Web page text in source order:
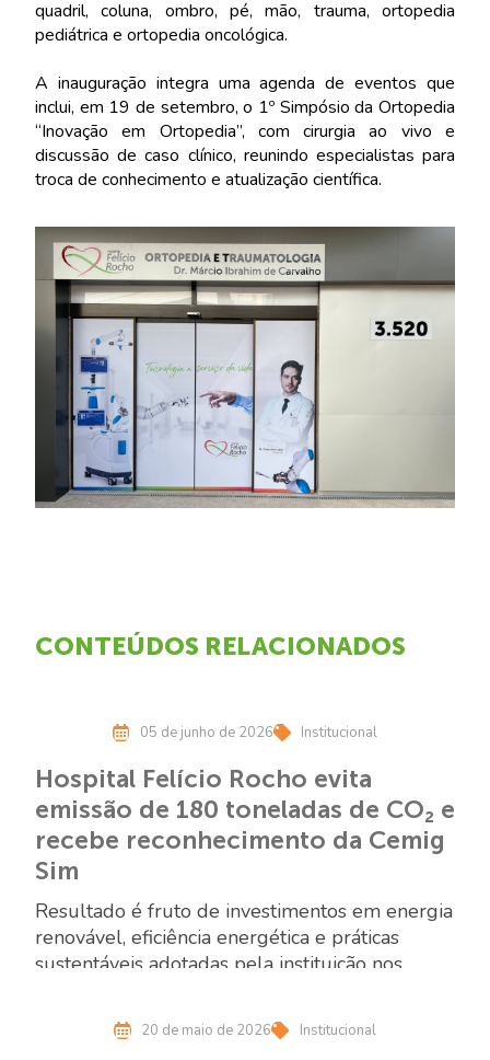
quadril, coluna, ombro, pé, mão, trauma, ortopedia
pediátrica e ortopedia oncológica.
A inauguração integra uma agenda de eventos que
inclui, em 19 de setembro, o 1º Simpósio da Ortopedia
“Inovação em Ortopedia”, com cirurgia ao vivo e
discussão de caso clínico, reunindo especialistas para
troca de conhecimento e atualização científica.
CONTEÚDOS RELACIONADOS
05 de junho de 2026 Institucional
Hospital Felício Rocho evita
emissão de 180 toneladas de CO₂ e
recebe reconhecimento da Cemig
Sim
Resultado é fruto de investimentos em energia
renovável, eficiência energética e práticas
sustentáveis adotadas pela instituição nos
20 de maio de 2026 Institucional